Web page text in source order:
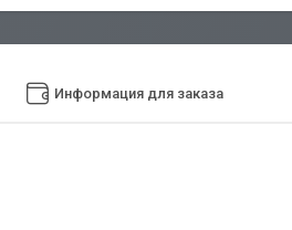
Информация для заказа